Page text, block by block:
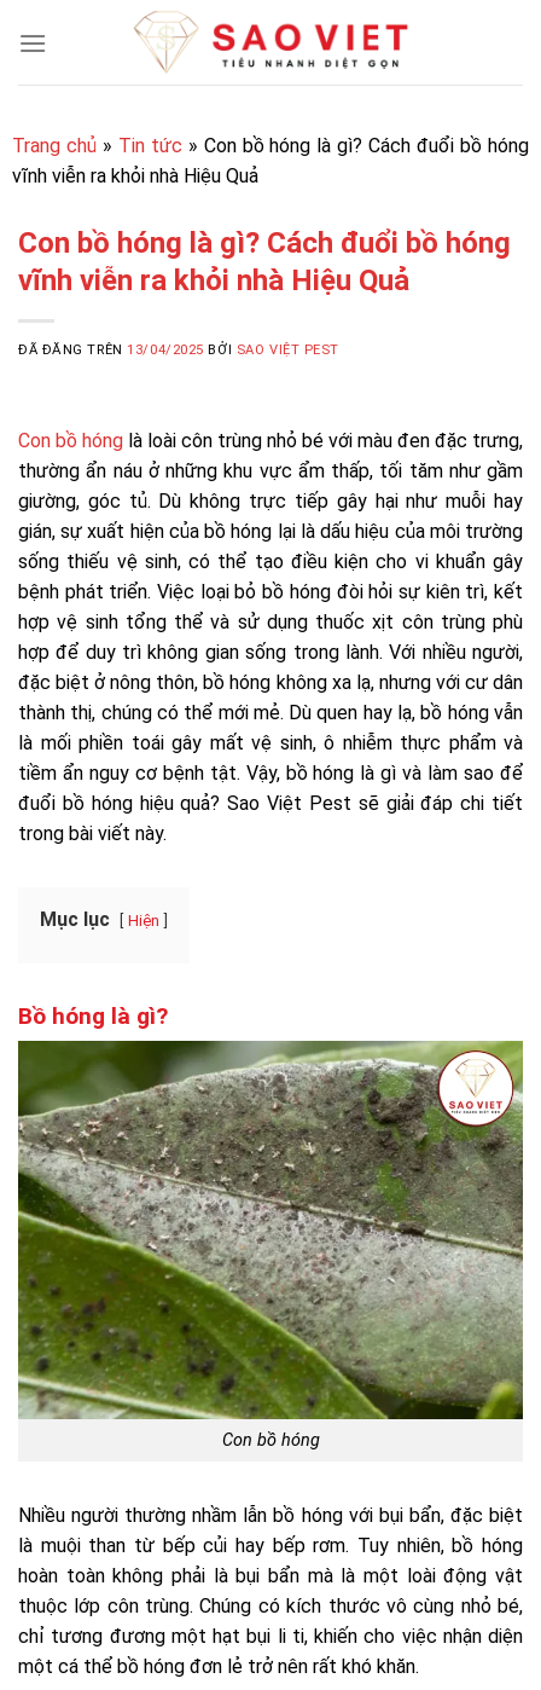
đến
Trang chủ» Tin tức » Con bồ hóng là gì? Cách đuổi bồ hóng
vĩnh viễn ra khỏi nhà Hiệu Quả
Con bồ hóng là gì? Cách đuổi bồ hóng
vĩnh viễn ra khỏi nhà Hiệu Quả
ĐÃ ĐĂNG TRÊN13/04/2025 BỞI SAO VIỆT PEST
Con bồ hóng là loài côn trùng nhỏ bé với màu đen đặc trưng,
thường ẩn náu ở những khu vực ẩm thấp, tối tăm như gầm
giường, góc tủ. Dù không trực tiếp gây hại như muỗi hay
gián, sự xuất hiện của bồ hóng lại là dấu hiệu của môi trường
sống thiếu vệ sinh, có thể tạo điều kiện cho vi khuẩn gây
bệnh phát triển. Việc loại bỏ bồ hóng đòi hỏi sự kiên trì, kết
hợp vệ sinh tổng thể và sử dụng thuốc xịt côn trùng phù
hợp để duy trì không gian sống trong lành. Với nhiều người,
đặc biệt ở nông thôn, bồ hóng không xa lạ, nhưng với cư dân
thành thị, chúng có thể mới mẻ. Dù quen hay lạ, bồ hóng vẫn
là mối phiền toái gây mất vệ sinh, ô nhiễm thực phẩm và
tiềm ẩn nguy cơ bệnh tật. Vậy, bồ hóng là gì và làm sao để
đuổi bồ hóng hiệu quả? Sao Việt Pest sẽ giải đáp chi tiết
trong bài viết này.
Mục lục Hiện
Bồ hóng là gì?
Con bồ hóng
Nhiều người thường nhầm lẫn bồ hóng với bụi bẩn, đặc biệt
là muội than từ bếp củi hay bếp rơm. Tuy nhiên, bồ hóng
hoàn toàn không phải là bụi bẩn mà là một loài động vật
thuộc lớp côn trùng. Chúng có kích thước vô cùng nhỏ bé,
chỉ tương đương một hạt bụi li ti, khiến cho việc nhận diện
một cá thể bồ hóng đơn lẻ trở nên rất khó khăn.